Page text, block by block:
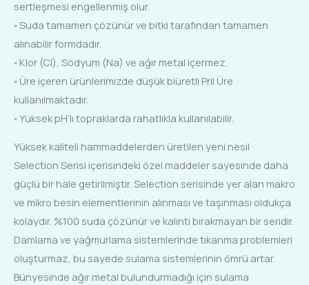
sertleşmesi engellenmiş olur.
◦ Suda tamamen çözünür ve bitki tarafından tamamen
alınabilir formdadır.
◦ Klor (Cl), Sodyum (Na) ve ağır metal içermez.
◦ Üre içeren ürünlerimizde düşük biüretli Pril Üre
kullanılmaktadır.
◦ Yüksek pH’lı topraklarda rahatlıkla kullanılabilir.
Yüksek kaliteli hammaddelerden üretilen yeni nesil
Selection Serisi içerisindeki özel maddeler sayesinde daha
güçlü bir hale getirilmiştir. Selection serisinde yer alan makro
ve mikro besin elementlerinin alınması ve taşınması oldukça
kolaydır. %100 suda çözünür ve kalıntı bırakmayan bir seridir.
Damlama ve yağmurlama sistemlerinde tıkanma problemleri
oluşturmaz, bu sayede sulama sistemlerinin ömrü artar.
Bünyesinde ağır metal bulundurmadığı için sulama